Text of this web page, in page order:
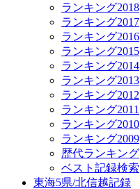
ランキング2018
ランキング2017
ランキング2016
ランキング2015
ランキング2014
ランキング2013
ランキング2012
ランキング2011
ランキング2010
ランキング2009
歴代ランキング
ベスト記録検索
東海5県/北信越記録